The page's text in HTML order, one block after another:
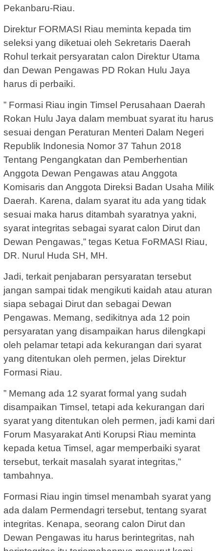
Pekanbaru-Riau.
Direktur FORMASI Riau meminta kepada tim
seleksi yang diketuai oleh Sekretaris Daerah
Rohul terkait persyaratan calon Direktur Utama
dan Dewan Pengawas PD Rokan Hulu Jaya
harus di perbaiki.
” Formasi Riau ingin Timsel Perusahaan Daerah
Rokan Hulu Jaya dalam membuat syarat itu harus
sesuai dengan Peraturan Menteri Dalam Negeri
Republik Indonesia Nomor 37 Tahun 2018
Tentang Pengangkatan dan Pemberhentian
Anggota Dewan Pengawas atau Anggota
Komisaris dan Anggota Direksi Badan Usaha Milik
Daerah. Karena, dalam syarat itu ada yang tidak
sesuai maka harus ditambah syaratnya yakni,
syarat integritas sebagai syarat calon Dirut dan
Dewan Pengawas,” tegas Ketua FoRMASI Riau,
DR. Nurul Huda SH, MH.
Jadi, terkait penjabaran persyaratan tersebut
jangan sampai tidak mengikuti kaidah atau aturan
siapa sebagai Dirut dan sebagai Dewan
Pengawas. Memang, sedikitnya ada 12 poin
persyaratan yang disampaikan harus dilengkapi
oleh pelamar tetapi ada kekurangan dari syarat
yang ditentukan oleh permen, jelas Direktur
Formasi Riau.
” Memang ada 12 syarat formal yang sudah
disampaikan Timsel, tetapi ada kekurangan dari
syarat yang ditentukan oleh permen, jadi kami dari
Forum Masyarakat Anti Korupsi Riau meminta
kepada ketua Timsel, agar memperbaiki syarat
tersebut, terkait masalah syarat integritas,”
tambahnya.
Formasi Riau ingin timsel menambah syarat yang
ada dalam Permendagri tersebut, tentang syarat
integritas. Kenapa, seorang calon Dirut dan
Dewan Pengawas itu harus berintegritas, nah